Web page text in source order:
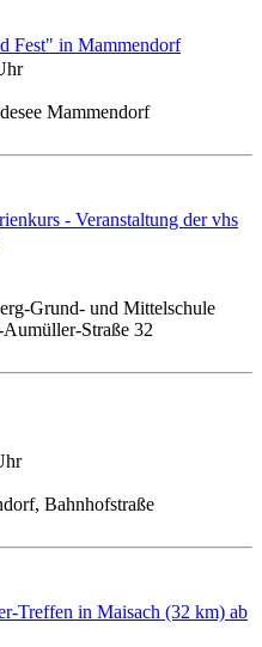
Fest" in Mammendorf
Mammendorf
- Veranstaltung der vhs
Grund- und Mittelschule
Straße 32
Bahnhofstraße
Treffen in Maisach (32 km) ab